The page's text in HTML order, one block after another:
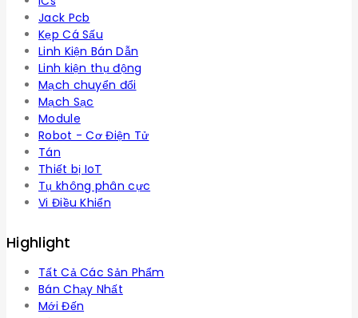
Jack Pcb
Kẹp Cá Sấu
Linh Kiện Bán Dẫn
Linh kiện thụ động
Mạch chuyển đổi
Mạch Sạc
Module
Robot - Cơ Điện Tử
Tán
Thiết bị IoT
Tụ không phân cực
Vi Điều Khiển
Highlight
Tất Cả Các Sản Phẩm
Bán Chạy Nhất
Mới Đến